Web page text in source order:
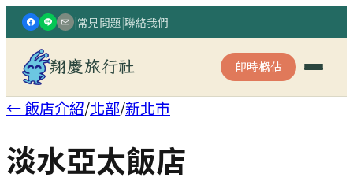
|常見問題|聯絡我們
翔慶旅行社 即時概估
← 飯店介紹/北部/新北市
淡水亞太飯店